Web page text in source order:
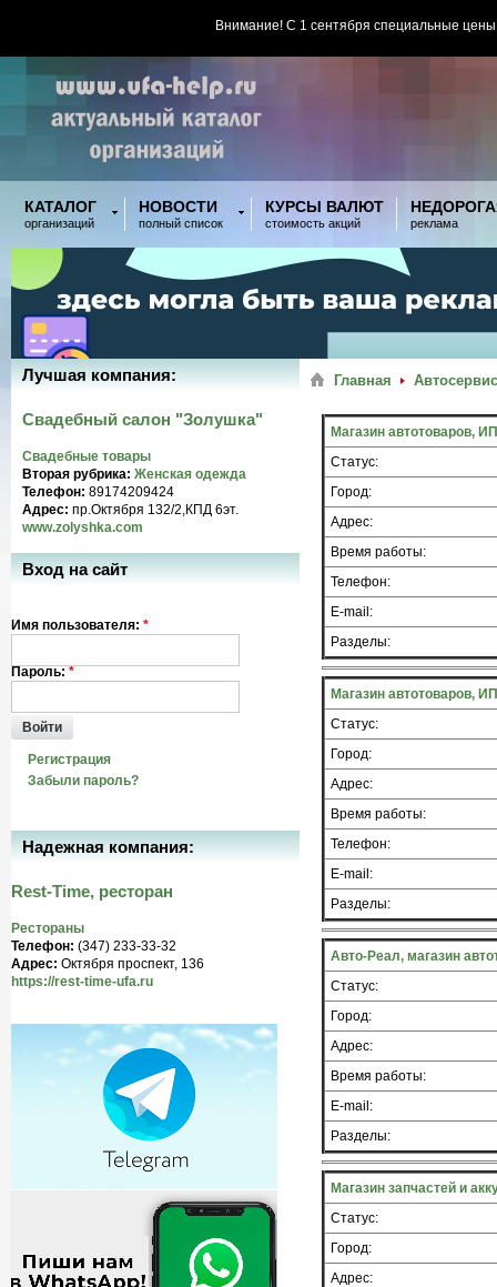
Внимание! С 1 сентября специальные
КАТАЛОГ
организаций
НОВОСТИ
полный список
КУРСЫ ВАЛЮТ
стоимость акций реклама
Главная
Магазин автотоваров,
Статус:
Город:
Адрес:
Время работы:
Телефон:
E-mail:
Разделы:
Магазин автотоваров,
Статус:
Город:
Адрес:
Время работы:
Телефон:
E-mail:
Разделы:
Авто-Реал, магазин
Статус:
Город:
Адрес:
Время работы:
E-mail:
Разделы:
Магазин запчастей и
Статус:
Город:
Адрес:
Лучшая компания:
Свадебный салон "Золушка"
Свадебные товары
Вторая рубрика: Женская одежда
Телефон: 89174209424
Адрес: пр.Октября 132/2,КПД 6эт.
www.zolyshka.com
Вход на сайт
Имя пользователя: *
Пароль: *
Войти
Регистрация
Забыли пароль?
Надежная компания:
Rest-Time, ресторан
Рестораны
Телефон: (347) 233-33-32
Адрес: Октября проспект, 136
https://rest-time-ufa.ru